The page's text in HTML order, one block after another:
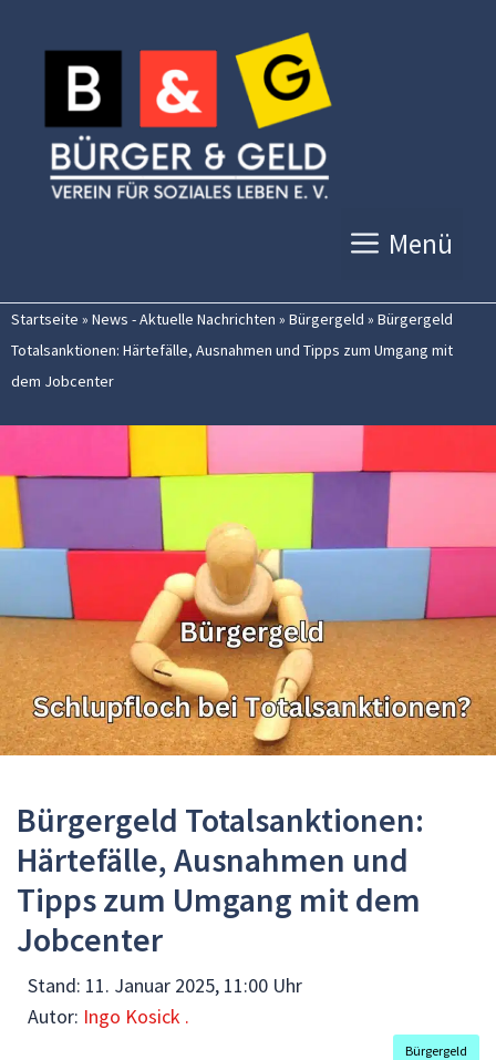
Inhalt
springen
Menü
Startseite » News - Aktuelle Nachrichten » Bürgergeld » Bürgergeld
Totalsanktionen: Härtefälle, Ausnahmen und Tipps zum Umgang mit
dem Jobcenter
Bürgergeld Totalsanktionen:
Härtefälle, Ausnahmen und
Tipps zum Umgang mit dem
Jobcenter
Stand: 11. Januar 2025, 11:00 Uhr
Autor: Ingo Kosick .
Bürgergeld